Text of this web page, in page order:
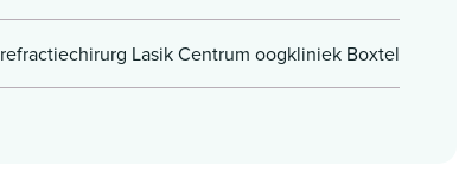
refractiechirurg Lasik Centrum oogkliniek Boxtel